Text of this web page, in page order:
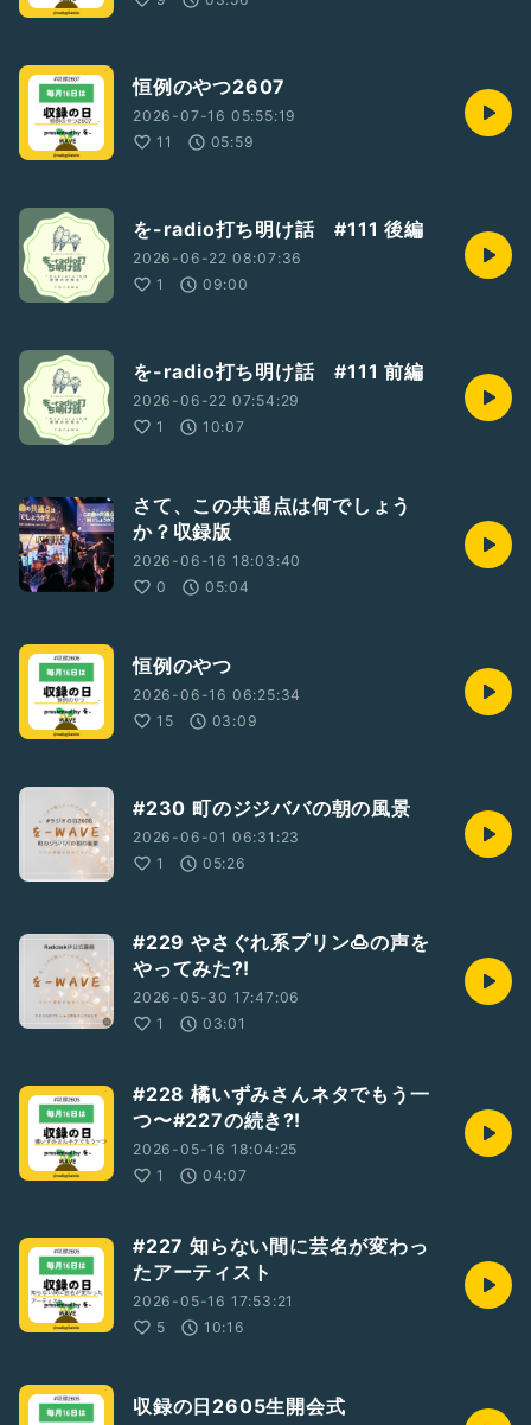
恒例のやつ2607
2026-07-16 05:55:19
11
05:59
を-radio打ち明け話 #111 後編
2026-06-22 08:07:36
1
09:00
を-radio打ち明け話 #111 前編
2026-06-22 07:54:29
1
10:07
さて、この共通点は何でしょう
か？収録版
2026-06-16 18:03:40
0
05:04
恒例のやつ
2026-06-16 06:25:34
15
03:09
#230 町のジジババの朝の風景
2026-06-01 06:31:23
1
05:26
#229 やさぐれ系プリン🍮の声を
やってみた⁈
2026-05-30 17:47:06
1
03:01
#228 橘いずみさんネタでもう一
つ〜#227の続き⁈
2026-05-16 18:04:25
1
04:07
#227 知らない間に芸名が変わっ
たアーティスト
2026-05-16 17:53:21
5
10:16
収録の日2605生開会式